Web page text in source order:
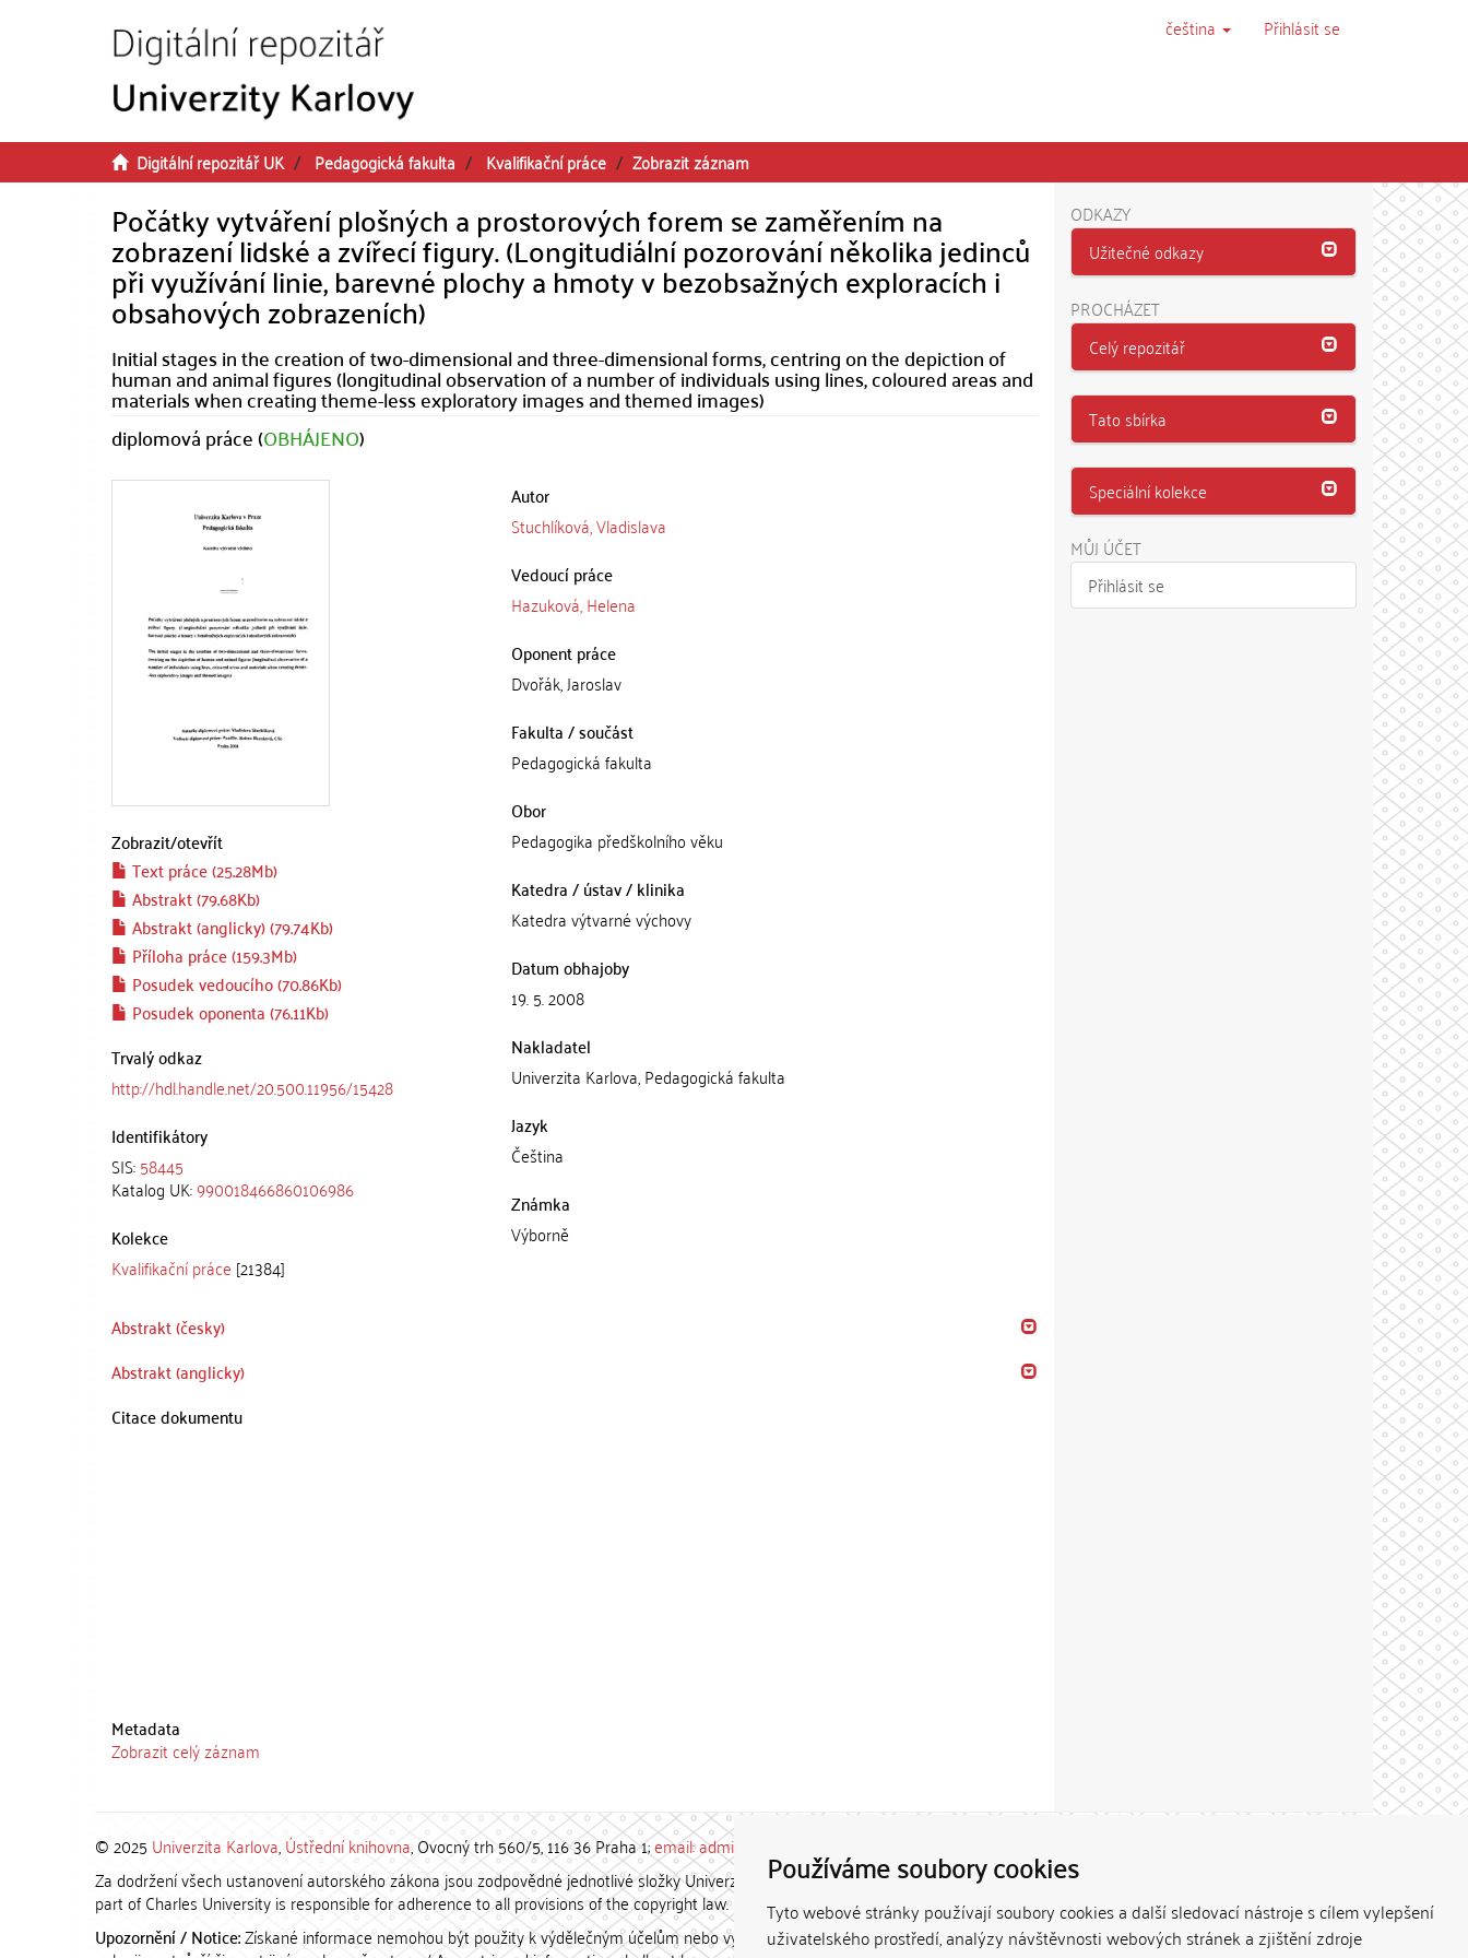
Používáme soubory cookies
Tyto webové stránky používají soubory cookies a další sledovací nástroje s cílem vylepšení
uživatelského prostředí, analýzy návštěvnosti webových stránek a zjištění zdroje
čeština Přihlásit se
Digitální repozitář UK Pedagogická fakulta Kvalifikační práce Zobrazit záznam
Počátky vytváření plošných a prostorových forem se zaměřením na
zobrazení lidské a zvířecí figury. (Longitudiální pozorování několika jedinců
při využívání linie, barevné plochy a hmoty v bezobsažných exploracích i
obsahových zobrazeních)
Initial stages in the creation of two-dimensional and three-dimensional forms, centring on the depiction of
human and animal figures (longitudinal observation of a number of individuals using lines, coloured areas and
materials when creating theme-less exploratory images and themed images)
diplomová práce (OBHÁJENO)
Zobrazit/otevřít
Text práce (25.28Mb)
Abstrakt (79.68Kb)
Abstrakt (anglicky) (79.74Kb)
Příloha práce (159.3Mb)
Posudek vedoucího (70.86Kb)
Posudek oponenta (76.11Kb)
Trvalý odkaz
http://hdl.handle.net/20.500.11956/15428
Identifikátory
SIS:58445
Katalog UK:990018466860106986
Kolekce
Kvalifikační práce [21384]
Autor
Stuchlíková, Vladislava
Vedoucí práce
Hazuková, Helena
Oponent práce
Dvořák, Jaroslav
Fakulta / součást
Pedagogická fakulta
Obor
Pedagogika předškolního věku
Katedra / ústav / klinika
Katedra výtvarné výchovy
Datum obhajoby
19. 5. 2008
Nakladatel
Univerzita Karlova, Pedagogická fakulta
Jazyk
Čeština
Známka
Výborně
Abstrakt (česky)
Abstrakt (anglicky)
Citace dokumentu
Metadata
Zobrazit celý záznam
ODKAZY
Užitečné odkazy
PROCHÁZET
Celý repozitář
Tato sbírka
Speciální kolekce
MŮJ ÚČET
Přihlásit se
© 2025 Univerzita Karlova,Ústřední knihovna, Ovocný trh 560/5, 116 36 Praha 1;email: admin-repozitar [at] cuni.cz
Za dodržení všech ustanovení autorského zákona jsou zodpovědné jednotlivé složky Univerzity Karlovy. / Each constituent
part of Charles University is responsible for adherence to all provisions of the copyright law.
Upozornění / Notice:Získané informace nemohou být použity k výdělečným účelům nebo vydávány za studijní, vědeckou